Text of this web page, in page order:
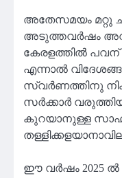
അതേസമയം മറ്റു
അടുത്തവർഷം
കേരളത്തിൽ പവന്
എന്നാൽ
സ്വർണത്തിനു
സർക്കാർ
കുറയാനുള്ള
ഈ വർഷം 2025